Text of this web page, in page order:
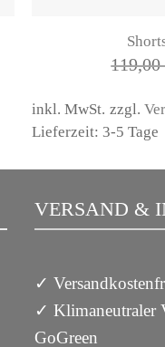
119,00
inkl. MwSt. zzgl.
Lieferzeit: 3-5 Tage
VERSAND &
✓
✓ Klimaneutraler
GoGreen